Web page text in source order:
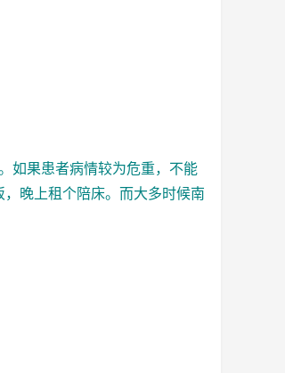
如果患者病情较为危重，不能
晚上租个陪床。而大多时候南